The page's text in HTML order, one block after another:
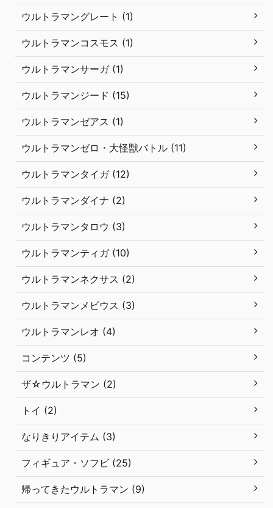
ウルトラマングレート (1)
ウルトラマンコスモス (1)
ウルトラマンサーガ (1)
ウルトラマンジード (15)
ウルトラマンゼアス (1)
ウルトラマンゼロ・大怪獣バトル (11)
ウルトラマンタイガ (12)
ウルトラマンダイナ (2)
ウルトラマンタロウ (3)
ウルトラマンティガ (10)
ウルトラマンネクサス (2)
ウルトラマンメビウス (3)
ウルトラマンレオ (4)
コンテンツ (5)
ザ☆ウルトラマン (2)
トイ (2)
なりきりアイテム (3)
フィギュア・ソフビ (25)
帰ってきたウルトラマン (9)